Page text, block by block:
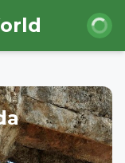
Iniciar